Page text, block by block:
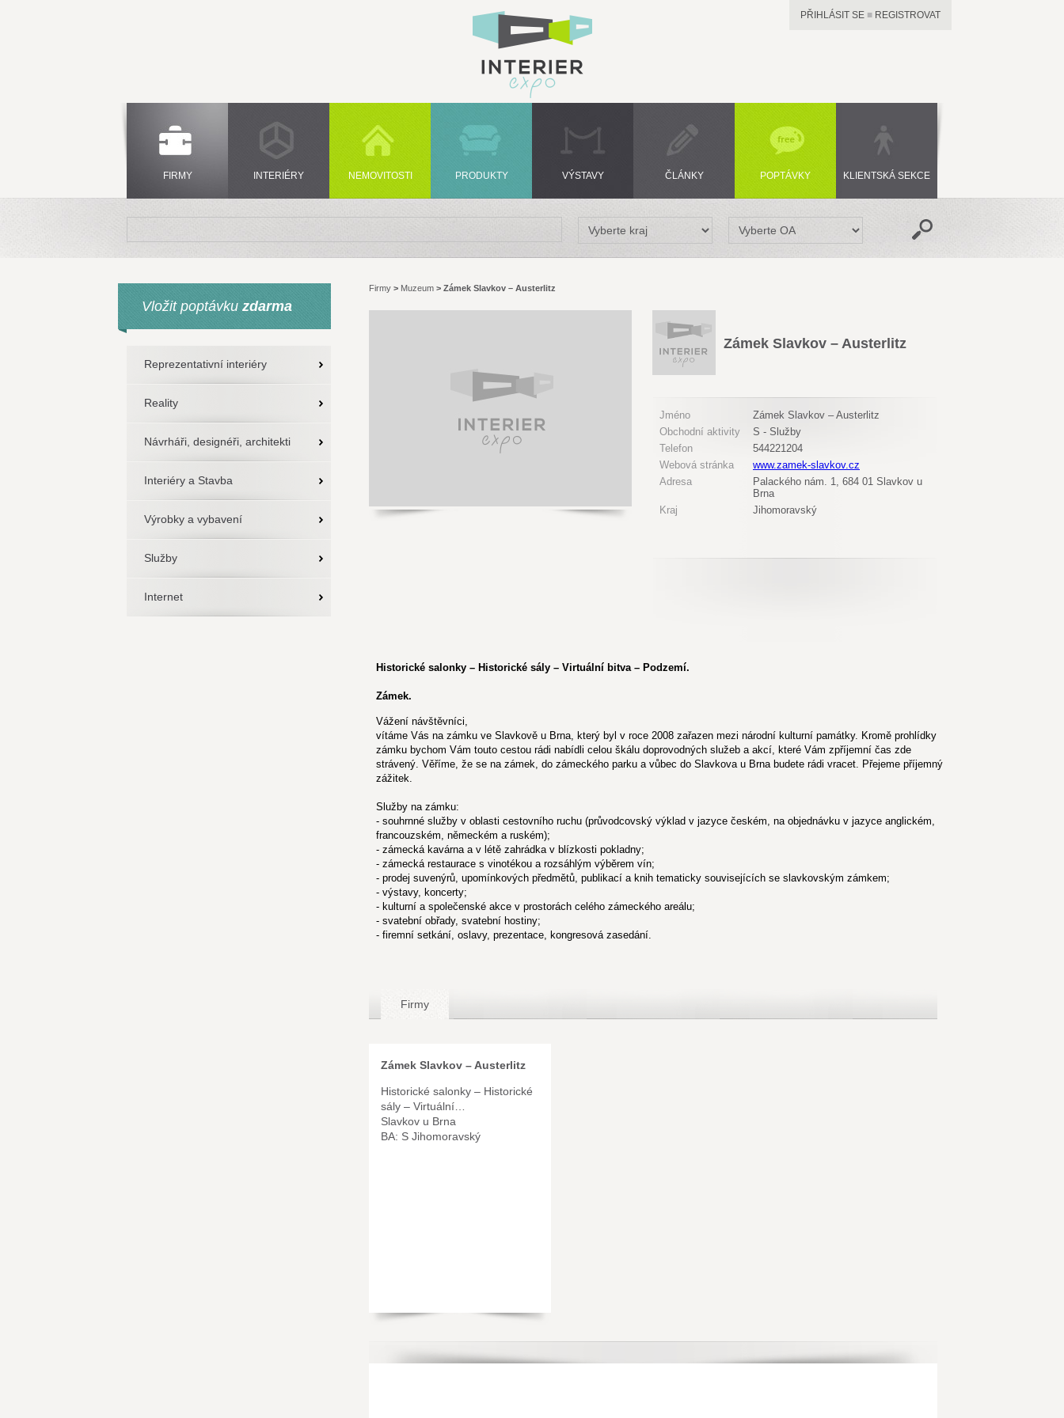
PŘIHLÁSIT SE ■ REGISTROVAT
FIRMY INTERIÉRY NEMOVITOSTI PRODUKTY VÝSTAVY ČLÁNKY POPTÁVKY KLIENTSKÁ SEKCE
Vložit poptávku zdarma
Reprezentativní interiéry
Reality
Návrháři, designéři, architekti
Interiéry a Stavba
Výrobky a vybavení
Služby
Internet
Firmy > Muzeum > Zámek Slavkov – Austerlitz
Zámek Slavkov – Austerlitz
Jméno
Zámek Slavkov – Austerlitz
Obchodní aktivity
S - Služby
Telefon
544221204
Webová stránka
www.zamek-slavkov.cz
Adresa
Palackého nám. 1, 684 01 Slavkov u
Brna
Kraj
Jihomoravský
Historické salonky – Historické sály – Virtuální bitva – Podzemí.
Zámek.
Vážení návštěvníci,
vítáme Vás na zámku ve Slavkově u Brna, který byl v roce 2008 zařazen mezi národní kulturní památky. Kromě prohlídky
zámku bychom Vám touto cestou rádi nabídli celou škálu doprovodných služeb a akcí, které Vám zpříjemní čas zde
strávený. Věříme, že se na zámek, do zámeckého parku a vůbec do Slavkova u Brna budete rádi vracet. Přejeme příjemný
zážitek.
Služby na zámku:
- souhrnné služby v oblasti cestovního ruchu (průvodcovský výklad v jazyce českém, na objednávku v jazyce anglickém,
francouzském, německém a ruském);
- zámecká kavárna a v létě zahrádka v blízkosti pokladny;
- zámecká restaurace s vinotékou a rozsáhlým výběrem vín;
- prodej suvenýrů, upomínkových předmětů, publikací a knih tematicky souvisejících se slavkovským zámkem;
- výstavy, koncerty;
- kulturní a společenské akce v prostorách celého zámeckého areálu;
- svatební obřady, svatební hostiny;
- firemní setkání, oslavy, prezentace, kongresová zasedání.
Firmy
Zámek Slavkov – Austerlitz
Historické salonky – Historické
sály – Virtuální…
Slavkov u Brna
BA: S Jihomoravský